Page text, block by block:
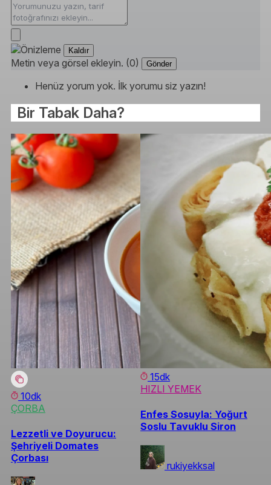
Kaldır
Metin veya görsel ekleyin. (0) Gönder
Henüz yorum yok. İlk yorumu siz yazın!
Bir Tabak Daha?
10dk
ÇORBA
Lezzetli ve Doyurucu:
Şehriyeli Domates
Çorbası
15dk
HIZLI YEMEK
Enfes Sosuyla: Yoğurt
Soslu Tavuklu Siron
rukiyekksal